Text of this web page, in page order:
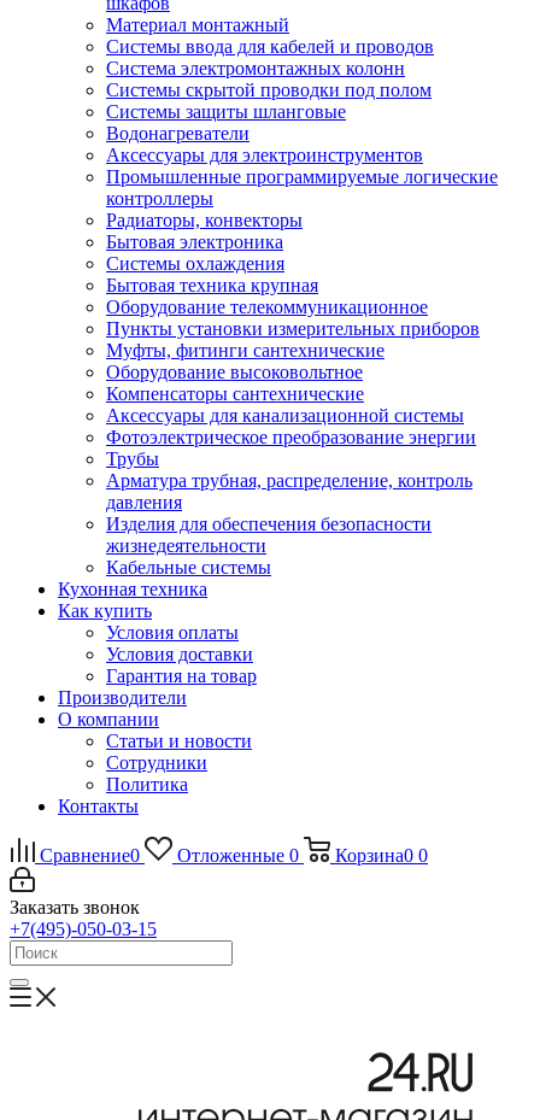
Материал монтажный
Системы ввода для кабелей и проводов
Система электромонтажных колонн
Системы скрытой проводки под полом
Системы защиты шланговые
Водонагреватели
Аксессуары для электроинструментов
Промышленные программируемые логические
контроллеры
Радиаторы, конвекторы
Бытовая электроника
Системы охлаждения
Бытовая техника крупная
Оборудование телекоммуникационное
Пункты установки измерительных приборов
Муфты, фитинги сантехнические
Оборудование высоковольтное
Компенсаторы сантехнические
Аксессуары для канализационной системы
Фотоэлектрическое преобразование энергии
Трубы
Арматура трубная, распределение, контроль
давления
Изделия для обеспечения безопасности
жизнедеятельности
Кабельные системы
Кухонная техника
Как купить
Условия оплаты
Условия доставки
Гарантия на товар
Производители
О компании
Статьи и новости
Сотрудники
Политика
Контакты
Сравнение0 Отложенные 0 Корзина0 0
Заказать звонок
+7(495)-050-03-15